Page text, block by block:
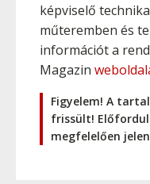
képviselő
műteremben és
információt a
Magazin
Figyelem! A
frissült!
megfelelően